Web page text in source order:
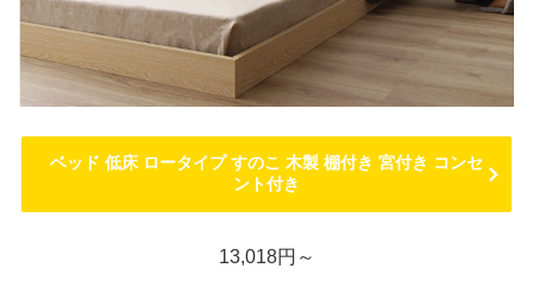
ベッド 低床 ロータイプ すのこ 木製 棚付き 宮付き コンセ
ント付き
13,018円～